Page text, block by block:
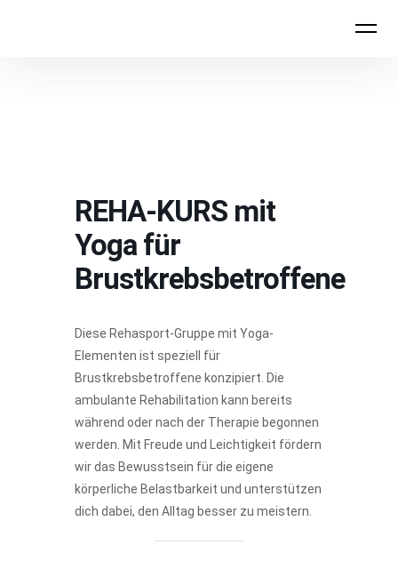
REHA-KURS mit
Yoga für
Brustkrebsbetroffene
Diese Rehasport-Gruppe mit Yoga-
Elementen ist speziell für
Brustkrebsbetroffene konzipiert. Die
ambulante Rehabilitation kann bereits
während oder nach der Therapie begonnen
werden. Mit Freude und Leichtigkeit fördern
wir das Bewusstsein für die eigene
körperliche Belastbarkeit und unterstützen
dich dabei, den Alltag besser zu meistern.